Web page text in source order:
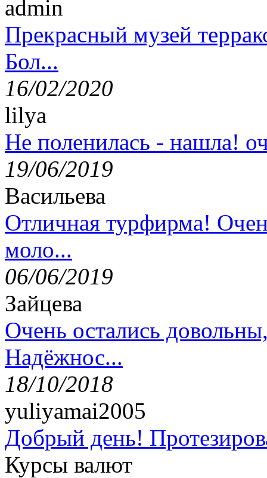
admin
Прекрасный музей
Бол...
16/02/2020
lilya
Не поленилась - нашла!
19/06/2019
Васильева
Отличная турфирма!
моло...
06/06/2019
Зайцева
Очень остались
Надёжнос...
18/10/2018
yuliyamai2005
Добрый день!
Курсы валют